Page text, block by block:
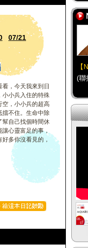
07/21
，今天我來到日
小小兵入住的特殊
空，小小兵的超高
擋不住。生命中除
幫自己找個時間休
心靈富足的事，
多你沒看見的，
【
(聯
【